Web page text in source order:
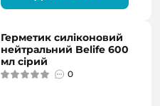
Герметик силіконовий
нейтральний Belife 600
мл сірий
0